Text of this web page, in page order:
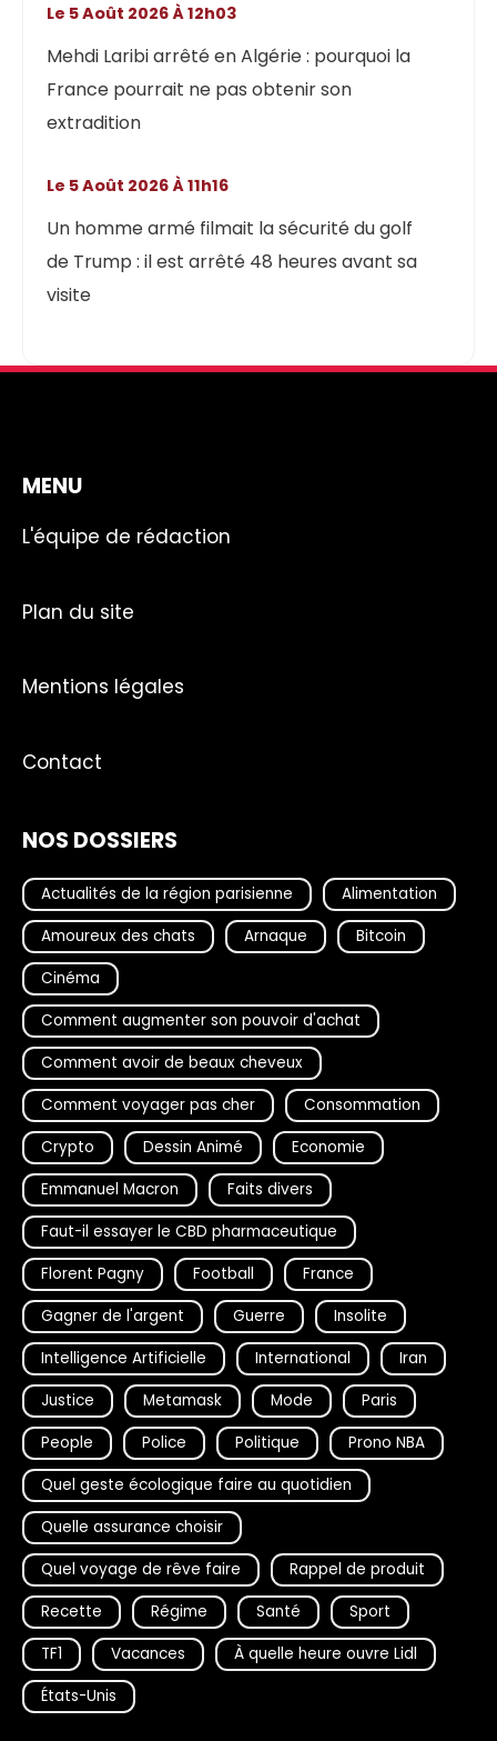
Mehdi Laribi arrêté en Algérie : pourquoi la
France pourrait ne pas obtenir son
extradition
Le 5 Août 2026 À 12h03
Un homme armé filmait la sécurité du golf
de Trump : il est arrêté 48 heures avant sa
visite
Le 5 Août 2026 À 11h16
MENU
L'équipe de rédaction
Plan du site
Mentions légales
Contact
NOS DOSSIERS
Actualités de la région parisienne
Alimentation
Amoureux des chats
Arnaque
Bitcoin
Cinéma
Comment augmenter son pouvoir d'achat
Comment avoir de beaux cheveux
Comment voyager pas cher
Consommation
Crypto
Dessin Animé
Economie
Emmanuel Macron
Faits divers
Faut-il essayer le CBD pharmaceutique
Florent Pagny
Football
France
Gagner de l'argent
Guerre
Insolite
Intelligence Artificielle
International
Iran
Justice
Metamask Mode
Paris
People
Police Politique
Prono NBA
Quel geste écologique faire au quotidien
Quelle assurance choisir
Quel voyage de rêve faire
Rappel de produit
Recette
Régime Santé
Sport
TF1
Vacances
À quelle heure ouvre Lidl
États-Unis